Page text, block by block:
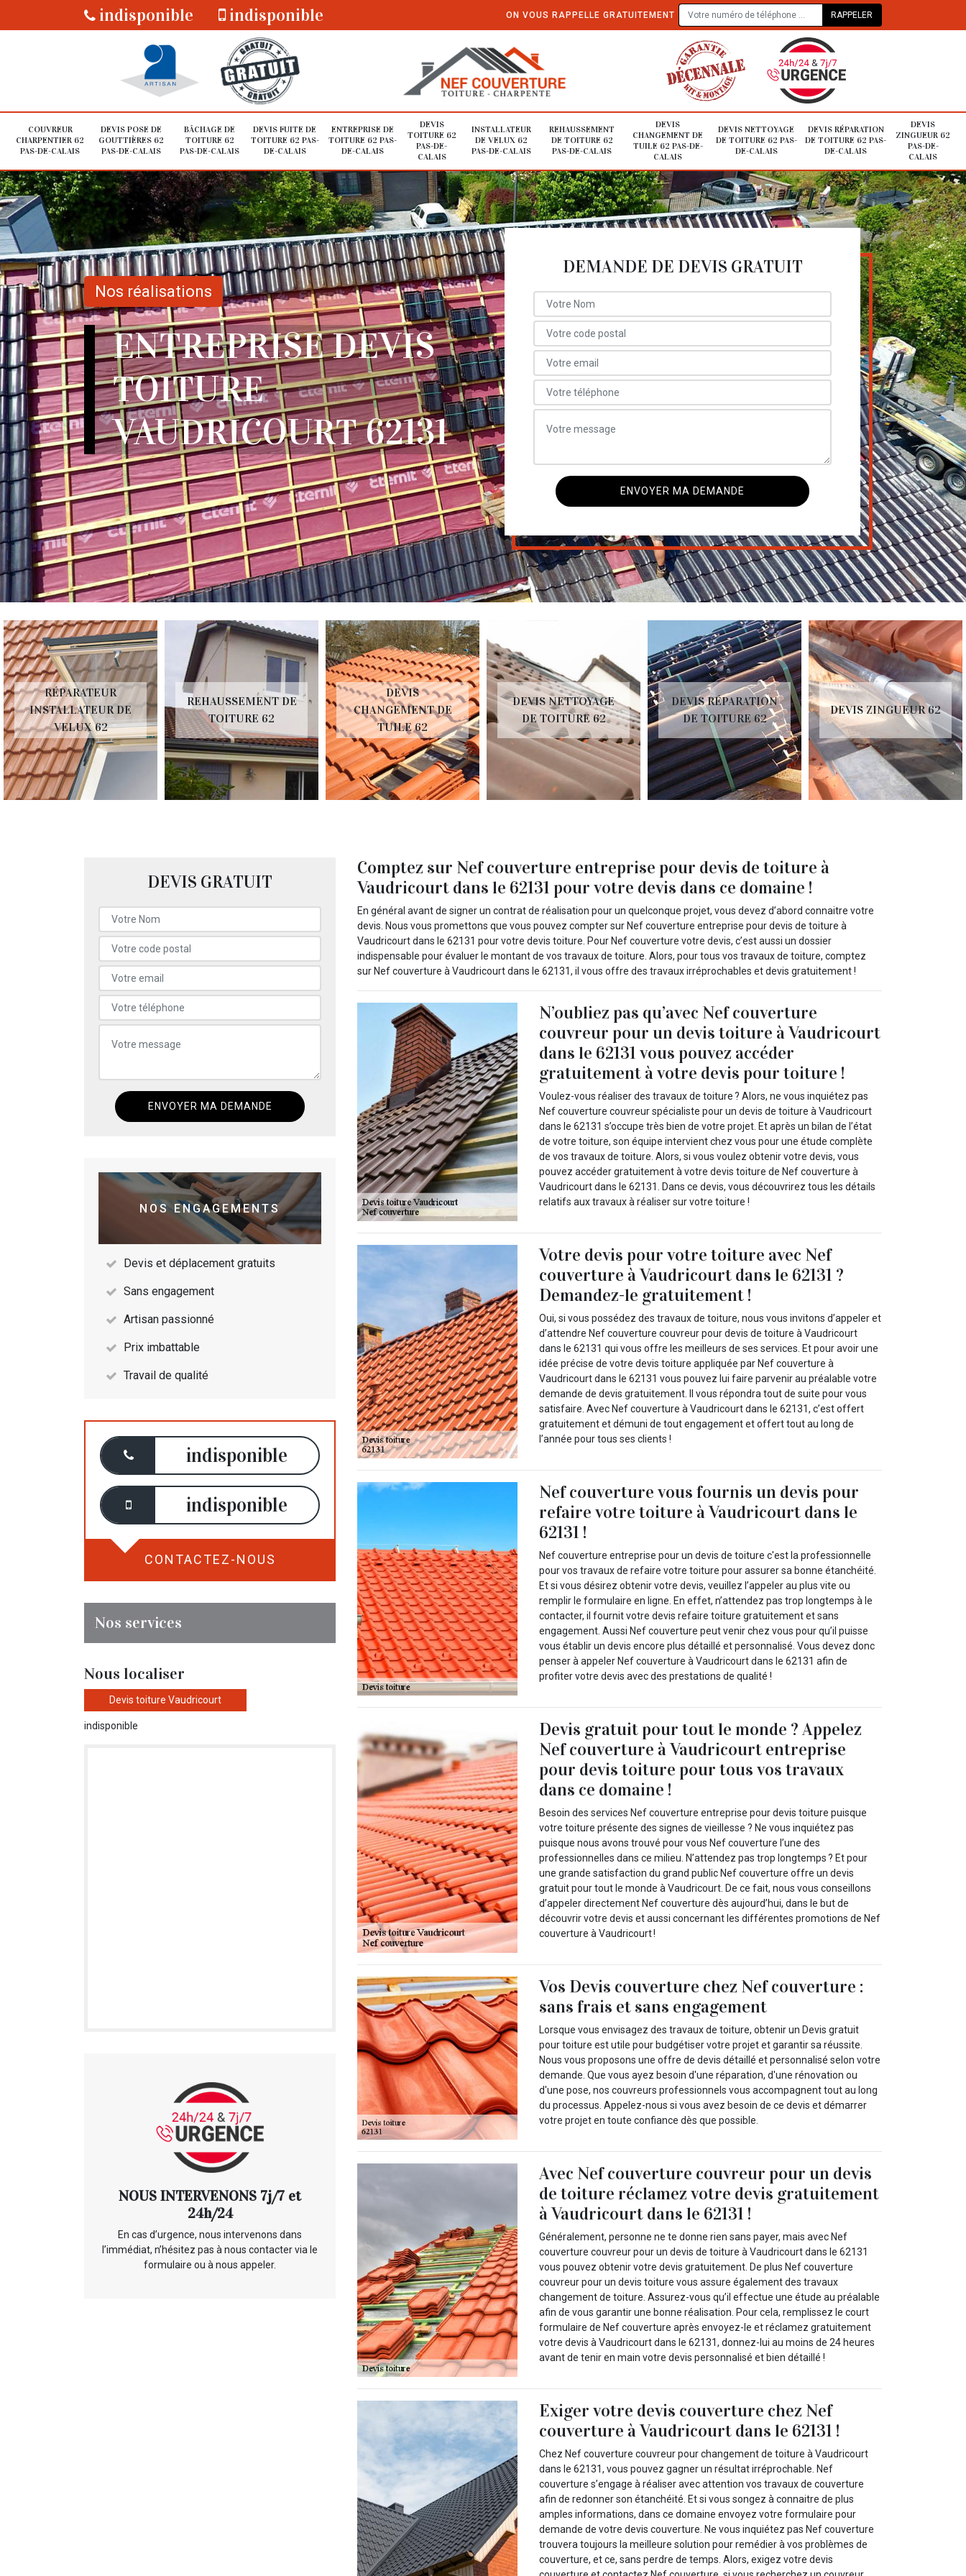
indisponible indisponible ON VOUS RAPPELLE GRATUITEMENT
COUVREUR
CHARPENTIER 62
PAS-DE-CALAIS
DEVIS POSE DE
GOUTTIÈRES 62
PAS-DE-CALAIS
BÂCHAGE DE
TOITURE 62
PAS-DE-CALAIS
DEVIS FUITE DE
TOITURE 62 PAS-
DE-CALAIS
ENTREPRISE DE
TOITURE 62 PAS-
DE-CALAIS
DEVIS
TOITURE 62
PAS-DE-
CALAIS
INSTALLATEUR
DE VELUX 62
PAS-DE-CALAIS
REHAUSSEMENT
DE TOITURE 62
PAS-DE-CALAIS
DEVIS
CHANGEMENT DE
TUILE 62 PAS-DE-
CALAIS
DEVIS NETTOYAGE
DE TOITURE 62 PAS-
DE-CALAIS
DEVIS RÉPARATION
DE TOITURE 62 PAS-
DE-CALAIS
DEVIS
ZINGUEUR 62
PAS-DE-
CALAIS
Nos réalisations
ENTREPRISE DEVIS
TOITURE
VAUDRICOURT 62131
DEMANDE DE DEVIS GRATUIT
RÉPARATEUR
INSTALLATEUR DE
VELUX 62
REHAUSSEMENT DE
TOITURE 62
DEVIS
CHANGEMENT DE
TUILE 62
DEVIS NETTOYAGE
DE TOITURE 62
DEVIS RÉPARATION
DE TOITURE 62
DEVIS ZINGUEUR 62
DEVIS GRATUIT
NOS ENGAGEMENTS
Devis et déplacement gratuits
Sans engagement
Artisan passionné
Prix imbattable
Travail de qualité
indisponible
indisponible
CONTACTEZ-NOUS
Nos services
Nous localiser
Devis toiture Vaudricourt
indisponible
NOUS INTERVENONS 7j/7 et
24h/24
En cas d’urgence, nous intervenons dans
l’immédiat, n’hésitez pas à nous contacter via le
formulaire ou à nous appeler.
Comptez sur Nef couverture entreprise pour devis de toiture à
Vaudricourt dans le 62131 pour votre devis dans ce domaine !
En général avant de signer un contrat de réalisation pour un quelconque projet, vous devez d’abord connaitre votre
devis. Nous vous promettons que vous pouvez compter sur Nef couverture entreprise pour devis de toiture à
Vaudricourt dans le 62131 pour votre devis toiture. Pour Nef couverture votre devis, c’est aussi un dossier
indispensable pour évaluer le montant de vos travaux de toiture. Alors, pour tous vos travaux de toiture, comptez
sur Nef couverture à Vaudricourt dans le 62131, il vous offre des travaux irréprochables et devis gratuitement !
N’oubliez pas qu’avec Nef couverture
couvreur pour un devis toiture à Vaudricourt
dans le 62131 vous pouvez accéder
gratuitement à votre devis pour toiture !
Voulez-vous réaliser des travaux de toiture ? Alors, ne vous inquiétez pas
Nef couverture couvreur spécialiste pour un devis de toiture à Vaudricourt
dans le 62131 s’occupe très bien de votre projet. Et après un bilan de l’état
de votre toiture, son équipe intervient chez vous pour une étude complète
de vos travaux de toiture. Alors, si vous voulez obtenir votre devis, vous
pouvez accéder gratuitement à votre devis toiture de Nef couverture à
Vaudricourt dans le 62131. Dans ce devis, vous découvrirez tous les détails
relatifs aux travaux à réaliser sur votre toiture !
Votre devis pour votre toiture avec Nef
couverture à Vaudricourt dans le 62131 ?
Demandez-le gratuitement !
Oui, si vous possédez des travaux de toiture, nous vous invitons d’appeler et
d’attendre Nef couverture couvreur pour devis de toiture à Vaudricourt
dans le 62131 qui vous offre les meilleurs de ses services. Et pour avoir une
idée précise de votre devis toiture appliquée par Nef couverture à
Vaudricourt dans le 62131 vous pouvez lui faire parvenir au préalable votre
demande de devis gratuitement. Il vous répondra tout de suite pour vous
satisfaire. Avec Nef couverture à Vaudricourt dans le 62131, c’est offert
gratuitement et démuni de tout engagement et offert tout au long de
l’année pour tous ses clients !
Nef couverture vous fournis un devis pour
refaire votre toiture à Vaudricourt dans le
62131 !
Nef couverture entreprise pour un devis de toiture c'est la professionnelle
pour vos travaux de refaire votre toiture pour assurer sa bonne étanchéité.
Et si vous désirez obtenir votre devis, veuillez l’appeler au plus vite ou
remplir le formulaire en ligne. En effet, n’attendez pas trop longtemps à le
contacter, il fournit votre devis refaire toiture gratuitement et sans
engagement. Aussi Nef couverture peut venir chez vous pour qu’il puisse
vous établir un devis encore plus détaillé et personnalisé. Vous devez donc
penser à appeler Nef couverture à Vaudricourt dans le 62131 afin de
profiter votre devis avec des prestations de qualité !
Devis gratuit pour tout le monde ? Appelez
Nef couverture à Vaudricourt entreprise
pour devis toiture pour tous vos travaux
dans ce domaine !
Besoin des services Nef couverture entreprise pour devis toiture puisque
votre toiture présente des signes de vieillesse ? Ne vous inquiétez pas
puisque nous avons trouvé pour vous Nef couverture l’une des
professionnelles dans ce milieu. N’attendez pas trop longtemps ? Et pour
une grande satisfaction du grand public Nef couverture offre un devis
gratuit pour tout le monde à Vaudricourt. De ce fait, nous vous conseillons
d’appeler directement Nef couverture dès aujourd’hui, dans le but de
découvrir votre devis et aussi concernant les différentes promotions de Nef
couverture à Vaudricourt !
Vos Devis couverture chez Nef couverture :
sans frais et sans engagement
Lorsque vous envisagez des travaux de toiture, obtenir un Devis gratuit
pour toiture est utile pour budgétiser votre projet et garantir sa réussite.
Nous vous proposons une offre de devis détaillé et personnalisé selon votre
demande. Que vous ayez besoin d'une réparation, d'une rénovation ou
d'une pose, nos couvreurs professionnels vous accompagnent tout au long
du processus. Appelez-nous si vous avez besoin de ce devis et démarrer
votre projet en toute confiance dès que possible.
Avec Nef couverture couvreur pour un devis
de toiture réclamez votre devis gratuitement
à Vaudricourt dans le 62131 !
Généralement, personne ne te donne rien sans payer, mais avec Nef
couverture couvreur pour un devis de toiture à Vaudricourt dans le 62131
vous pouvez obtenir votre devis gratuitement. De plus Nef couverture
couvreur pour un devis toiture vous assure également des travaux
changement de toiture. Assurez-vous qu’il effectue une étude au préalable
afin de vous garantir une bonne réalisation. Pour cela, remplissez le court
formulaire de Nef couverture après envoyez-le et réclamez gratuitement
votre devis à Vaudricourt dans le 62131, donnez-lui au moins de 24 heures
avant de tenir en main votre devis personnalisé et bien détaillé !
Exiger votre devis couverture chez Nef
couverture à Vaudricourt dans le 62131 !
Chez Nef couverture couvreur pour changement de toiture à Vaudricourt
dans le 62131, vous pouvez gagner un résultat irréprochable. Nef
couverture s’engage à réaliser avec attention vos travaux de couverture
afin de redonner son étanchéité. Et si vous songez à connaitre de plus
amples informations, dans ce domaine envoyez votre formulaire pour
demande de votre devis couverture. Ne vous inquiétez pas Nef couverture
trouvera toujours la meilleure solution pour remédier à vos problèmes de
couverture, et ce, sans perdre de temps. Alors, exigez votre devis